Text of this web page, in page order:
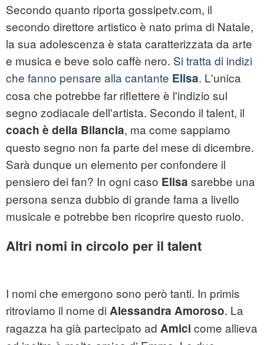
Secondo quanto riporta gossipetv.com, il
secondo direttore artistico è nato prima di Natale,
la sua adolescenza è stata caratterizzata da arte
e musica e beve solo caffè nero. Si tratta di indizi
che fanno pensare alla cantante Elisa. L'unica
cosa che potrebbe far riflettere è l'indizio sul
segno zodiacale dell'artista. Secondo il talent, il
coach è della Bilancia, ma come sappiamo
questo segno non fa parte del mese di dicembre.
Sarà dunque un elemento per confondere il
pensiero dei fan? In ogni caso Elisa sarebbe una
persona senza dubbio di grande fama a livello
musicale e potrebbe ben ricoprire questo ruolo.
Altri nomi in circolo per il talent
I nomi che emergono sono però tanti. In primis
ritroviamo il nome di Alessandra Amoroso. La
ragazza ha già partecipato ad Amici come allieva